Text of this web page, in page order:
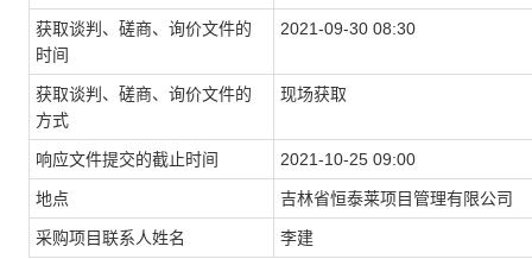
获取谈判、磋商、询价文件的
时间
2021-09-30 08:30
获取谈判、磋商、询价文件的
方式
现场获取
响应文件提交的截止时间 2021-10-25 09:00
地点 吉林省恒泰莱项目管理有限公司
采购项目联系人姓名 李建